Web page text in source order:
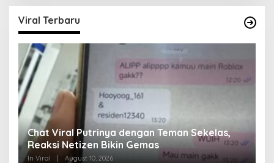
Viral Terbaru
Chat Viral Putrinya dengan Teman Sekelas,
Reaksi Netizen Bikin Gemas
In Viral August 10, 2026